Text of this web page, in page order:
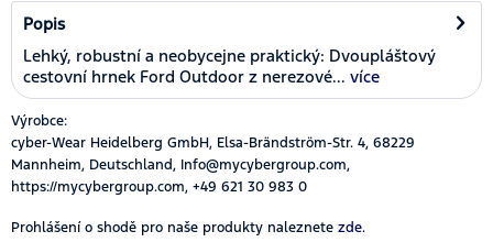
Popis
Lehký, robustní a neobycejne praktický: Dvoupláštový
cestovní hrnek Ford Outdoor z nerezové... více
Výrobce:
cyber-Wear Heidelberg GmbH, Elsa-Brändström-Str. 4, 68229
Mannheim, Deutschland, Info@mycybergroup.com,
https://mycybergroup.com, +49 621 30 983 0
Prohlášení o shodě pro naše produkty naleznete zde.